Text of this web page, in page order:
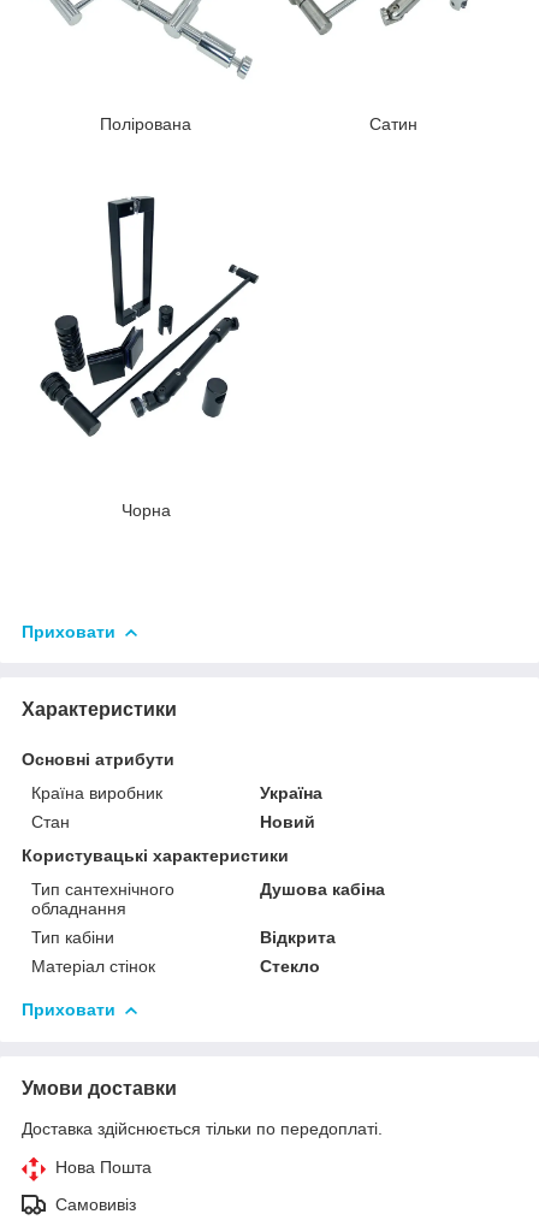
Полірована Сатин
Чорна
Приховати
Характеристики
Основні атрибути
Країна виробник
Україна
Стан
Новий
Користувацькі характеристики
Тип сантехнічного
обладнання
Душова кабіна
Тип кабіни
Відкрита
Матеріал стінок
Стекло
Приховати
Умови доставки
Доставка здійснюється тільки по передоплаті.
Нова Пошта
Самовивіз